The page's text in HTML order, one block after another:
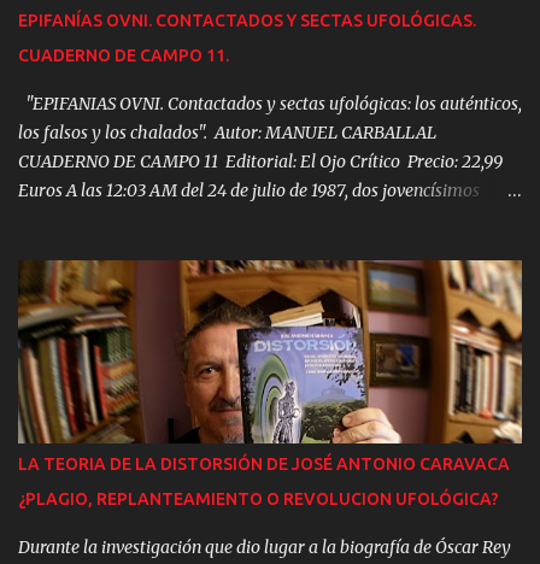
EPIFANÍAS OVNI. CONTACTADOS Y SECTAS UFOLÓGICAS.
CUADERNO DE CAMPO 11.
"EPIFANIAS OVNI. Contactados y sectas ufológicas: los auténticos,
los falsos y los chalados". Autor: MANUEL CARBALLAL
CUADERNO DE CAMPO 11 Editorial: El Ojo Crítico Precio: 22,99
Euros A las 12:03 AM del 24 de julio de 1987, dos jovencísimos
vez les haría consagrar sus vidas al estudio del fenómeno. Este es
el fruto de aquella investigación. Los cultos OVNI y las sectas
ufológicas surgen en 1952 en EEUU, pero rápidamente se extienden
por todo el mundo. Hoy, cientos de miles de personas afirman
estar en contacto con extraterrestres. En 1991 el suicidio de 31
miembros del culto OVNI Heaven’s Gate alertó a las policías de
todo el planeta sobre estos grupos. Un año después la policía
Tenerife. Pero, tras las sectas ufológicas, se ocultan cosas todavía
más siniestra...
LA TEORIA DE LA DISTORSIÓN DE JOSÉ ANTONIO CARAVACA
¿PLAGIO, REPLANTEAMIENTO O REVOLUCION UFOLÓGICA?
Durante la investigación que dio lugar a la biografía de Óscar Rey